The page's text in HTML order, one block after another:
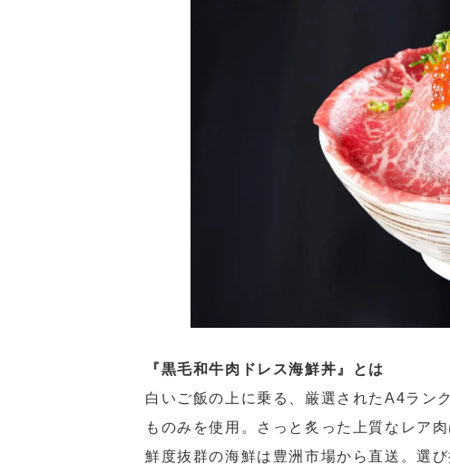
『黒毛和牛肉ドレス海鮮丼』とは
白いご飯の上に乗る、厳選されたA4ラン
ものみを使用。さっと炙った上質なレア
鮮度抜群の海鮮は豊洲市場から直送。選